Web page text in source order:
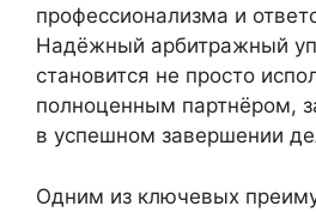
профессионализма и
Надёжный арбитражный
становится не просто
полноценным партнёром,
в успешном завершении
Одним из ключевых